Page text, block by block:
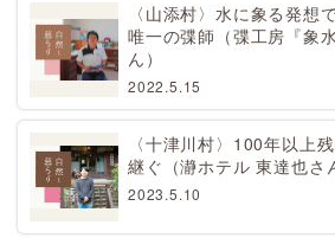
〈山添村〉水に象る発想
唯一の弽師（弽工房『象
ん）
2022.5.15
〈十津川村〉100年以上
継ぐ（瀞ホテル 東達也さ
2023.5.10